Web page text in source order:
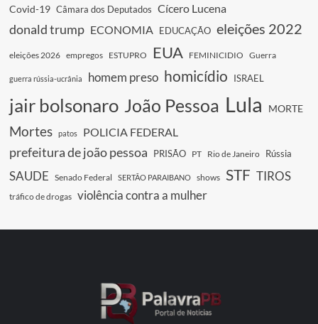
Covid-19 Câmara dos Deputados Cícero Lucena
donald trump ECONOMIA EDUCAÇÃO eleições 2022
eleições 2026 empregos ESTUPRO EUA FEMINICIDIO Guerra
guerra rússia-ucrânia homem preso homicídio ISRAEL
jair bolsonaro João Pessoa Lula MORTE
Mortes patos POLICIA FEDERAL
prefeitura de joão pessoa PRISÃO PT Rio de Janeiro Rússia
SAUDE Senado Federal SERTÃO PARAIBANO shows STF TIROS
tráfico de drogas violência contra a mulher